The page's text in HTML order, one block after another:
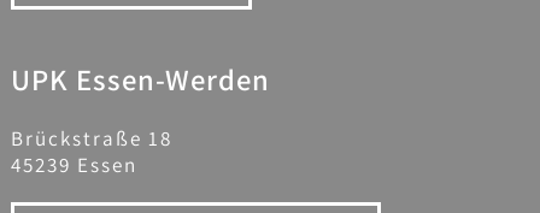
UPK Essen-Werden
Brückstraße 18
45239 Essen